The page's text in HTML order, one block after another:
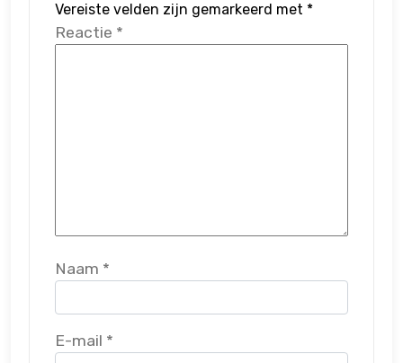
Vereiste velden zijn gemarkeerd met *
Reactie *
Naam *
E-mail *